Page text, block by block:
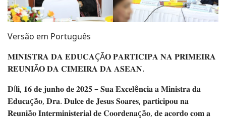
Versão em Português
𝐌𝐈𝐍𝐈𝐒𝐓𝐑𝐀 𝐃𝐀 𝐄𝐃𝐔𝐂𝐀ÇÃ𝐎 𝐏𝐀𝐑𝐓𝐈𝐂𝐈𝐏𝐀 𝐍𝐀 𝐏𝐑𝐈𝐌𝐄𝐈𝐑𝐀
𝐑𝐄𝐔𝐍𝐈Ã𝐎 𝐃𝐀 𝐂𝐈𝐌𝐄𝐈𝐑𝐀 𝐃𝐀 𝐀𝐒𝐄𝐀𝐍.
𝐃í𝐥𝐢, 𝟏𝟔 𝐝𝐞 𝐣𝐮𝐧𝐡𝐨 𝐝𝐞 𝟐𝟎𝟐𝟓 – 𝐒𝐮𝐚 𝐄𝐱𝐜𝐞𝐥ê𝐧𝐜𝐢𝐚 𝐚 𝐌𝐢𝐧𝐢𝐬𝐭𝐫𝐚 𝐝𝐚
𝐄𝐝𝐮𝐜𝐚çã𝐨, 𝐃𝐫𝐚. 𝐃𝐮𝐥𝐜𝐞 𝐝𝐞 𝐉𝐞𝐬𝐮𝐬 𝐒𝐨𝐚𝐫𝐞𝐬, 𝐩𝐚𝐫𝐭𝐢𝐜𝐢𝐩𝐨𝐮 𝐧𝐚
𝐑𝐞𝐮𝐧𝐢ã𝐨 𝐈𝐧𝐭𝐞𝐫𝐦𝐢𝐧𝐢𝐬𝐭𝐞𝐫𝐢𝐚𝐥 𝐝𝐞 𝐂𝐨𝐨𝐫𝐝𝐞𝐧𝐚çã𝐨, 𝐝𝐞 𝐚𝐜𝐨𝐫𝐝𝐨 𝐜𝐨𝐦 𝐚